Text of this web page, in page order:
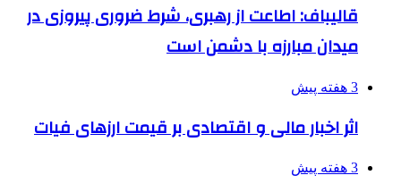
قالیباف: اطاعت از رهبری، شرط ضروری پیروزی در
میدان مبارزه با دشمن است
3 هفته پیش
اثر اخبار مالی و اقتصادی بر قیمت ارزهای فیات
3 هفته پیش